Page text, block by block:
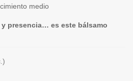
medio
presencia… es este bálsamo